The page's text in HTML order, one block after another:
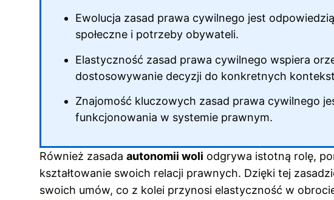
Ewolucja zasad prawa cywilnego jest
społeczne i potrzeby obywateli.
Elastyczność zasad prawa cywilnego wspiera
dostosowywanie decyzji do konkretnych
Znajomość kluczowych zasad prawa cywilnego
funkcjonowania w systemie prawnym.
Również zasada autonomii woli odgrywa istotną rolę,
kształtowanie swoich relacji prawnych. Dzięki tej
swoich umów, co z kolei przynosi elastyczność w